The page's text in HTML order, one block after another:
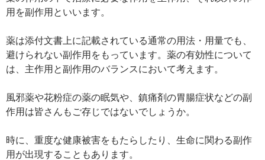
用を副作用といいます。
薬は添付文書上に記載されている通常の用法・用量でも、
避けられない副作用をもっています。薬の有効性について
は、主作用と副作用のバランスにおいて考えます。
風邪薬や花粉症の薬の眠気や、鎮痛剤の胃腸症状などの副
作用は皆さんもご存じではないでしょうか。
時に、重度な健康被害をもたらしたり、生命に関わる副作
用が出現することもあります。